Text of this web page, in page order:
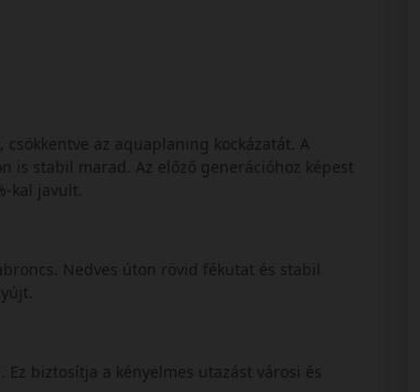
az aquaplaning kockázatát. A
is stabil marad. Az előző generációhoz képest
kal javult.
Nedves úton rövid fékutat és stabil
biztosítja a kényelmes utazást városi és